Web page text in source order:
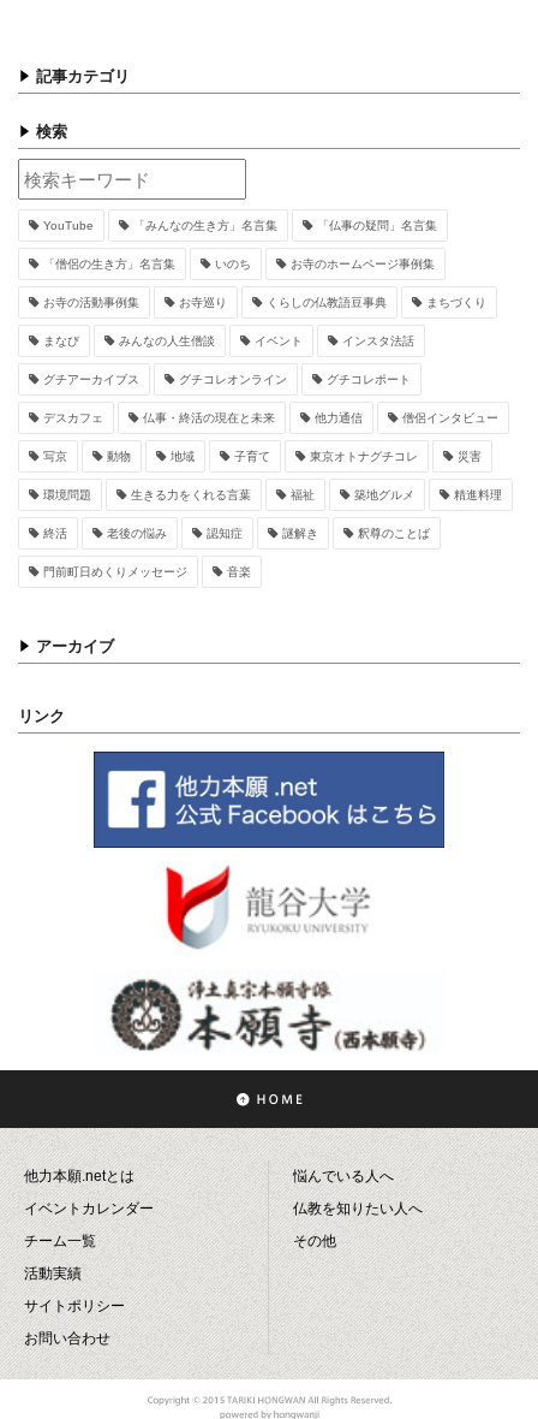
記事カテゴリ
検索
YouTube 「みんなの生き方」名言集 「仏事の疑問」名言集
「僧侶の生き方」名言集 いのち お寺のホームページ事例集
お寺の活動事例集 お寺巡り くらしの仏教語豆事典 まちづくり
まなび みんなの人生僧談 イベント インスタ法話
グチアーカイブス グチコレオンライン グチコレポート
デスカフェ 仏事・終活の現在と未来 他力通信 僧侶インタビュー
写京 動物 地域 子育て 東京オトナグチコレ 災害
環境問題 生きる力をくれる言葉 福祉 築地グルメ 精進料理
終活 老後の悩み 認知症 謎解き 釈尊のことば
門前町日めくりメッセージ 音楽
アーカイブ
リンク
他力本願.netとは
イベントカレンダー
チーム一覧
活動実績
サイトポリシー
お問い合わせ
悩んでいる人へ
仏教を知りたい人へ
その他